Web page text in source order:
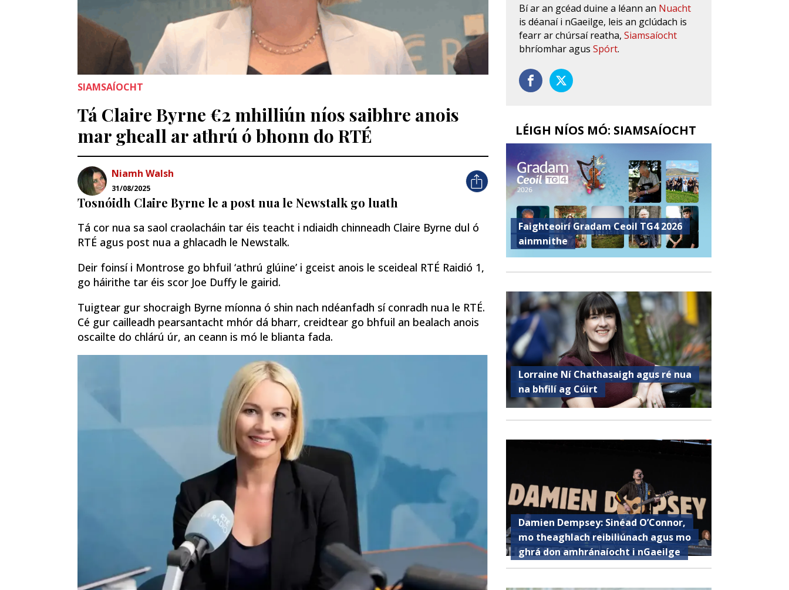
SIAMSAÍOCHT
Tá Claire Byrne €2 mhilliún níos saibhre anois
mar gheall ar athrú ó bhonn do RTÉ
Niamh Walsh
31/08/2025
Tosnóidh Claire Byrne le a post nua le Newstalk go luath
Tá cor nua sa saol craolacháin tar éis teacht i ndiaidh chinneadh Claire Byrne dul ó
RTÉ agus post nua a ghlacadh le Newstalk.
Deir foinsí i Montrose go bhfuil ‘athrú glúine’ i gceist anois le sceideal RTÉ Raidió 1,
go háirithe tar éis scor Joe Duffy le gairid.
Tuigtear gur shocraigh Byrne míonna ó shin nach ndéanfadh sí conradh nua le RTÉ.
Cé gur cailleadh pearsantacht mhór dá bharr, creidtear go bhfuil an bealach anois
oscailte do chlárú úr, an ceann is mó le blianta fada.
Bí ar an gcéad duine a léann an Nuacht
is déanaí i nGaeilge, leis an gclúdach is
fearr ar chúrsaí reatha,Siamsaíocht
bhríomhar agusSpórt.
LÉIGH NÍOS MÓ: SIAMSAÍOCHT
Faighteoirí Gradam Ceoil TG4 2026
ainmnithe
Lorraine Ní Chathasaigh agus ré nua
na bhfilí ag Cúirt
Damien Dempsey: Sinéad O’Connor,
mo theaghlach reibiliúnach agus mo
ghrá don amhránaíocht i nGaeilge